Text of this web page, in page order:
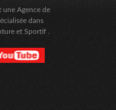
une Agence de
dans
et Sportif .